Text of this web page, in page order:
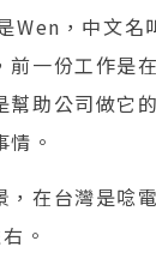
Wen，中文
前一份工作
幫助公司做它
。
，在台灣是唸
。